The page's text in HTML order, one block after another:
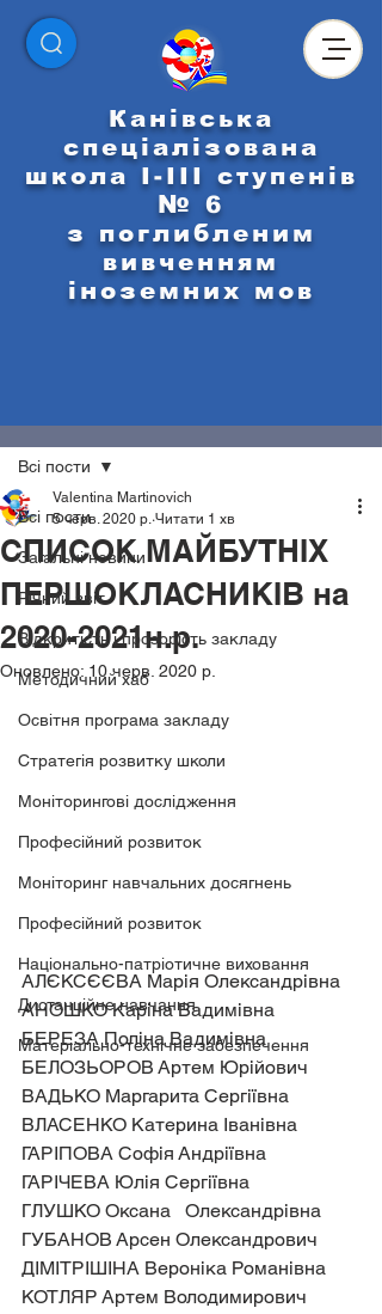
Канівська
спеціалізована
школа І-ІІІ ступенів
№ 6
з поглибленим
вивченням
іноземних мов
Всі пости
Загальні новини
Річний звіт
Відкритість і прозорість закладу
Методичний хаб
Освітня програма закладу
Стратегія розвитку школи
Моніторингові дослідження
Професійний розвиток
Моніторинг навчальних досягнень
Професійний розвиток
Національно-патріотичне виховання
Дистанційне навчання
Матеріально-технічне забезпечення
Всі пости
СПИСОК МАЙБУТНІХ
ПЕРШОКЛАСНИКІВ на
2020-2021н.р.
Valentina Martinovich
5 черв. 2020 р. Читати 1 хв
Оновлено: 10 черв. 2020 р.
АЛЄКСЄЄВА Марія Олександрівна
АНОШКО Каріна Вадимівна
БЕРЕЗА Поліна Вадимівна
БЕЛОЗЬОРОВ Артем Юрійович
ВАДЬКО Маргарита Сергіївна
ВЛАСЕНКО Катерина Іванівна
ГАРІПОВА Софія Андріївна
ГАРІЧЕВА Юлія Сергіївна
ГЛУШКО Оксана   Олександрівна
ГУБАНОВ Арсен Олександрович
ДІМІТРІШІНА Вероніка Романівна
КОТЛЯР Артем Володимирович